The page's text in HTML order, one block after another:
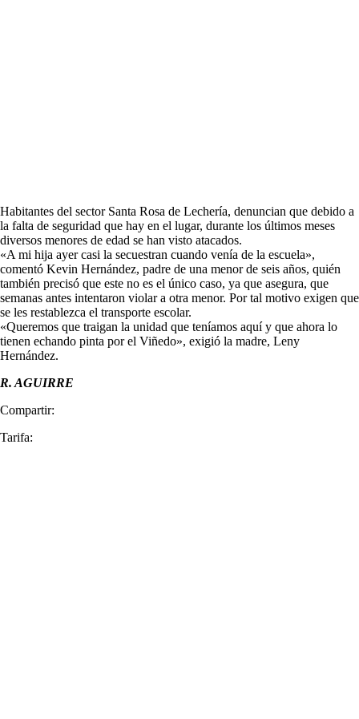
Habitantes del sector Santa Rosa de Lechería, denuncian que debido a
la falta de seguridad que hay en el lugar, durante los últimos meses
diversos menores de edad se han visto atacados.
«A mi hija ayer casi la secuestran cuando venía de la escuela»,
comentó Kevin Hernández, padre de una menor de seis años, quién
también precisó que este no es el único caso, ya que asegura, que
semanas antes intentaron violar a otra menor. Por tal motivo exigen que
se les restablezca el transporte escolar.
«Queremos que traigan la unidad que teníamos aquí y que ahora lo
tienen echando pinta por el Viñedo», exigió la madre, Leny
Hernández.
R. AGUIRRE
Compartir:
Tarifa: